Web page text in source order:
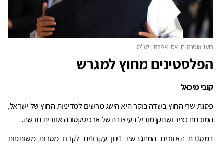
הפלסטינים מחוץ למגרש
קובי מיכאל
פסגת שרי החוץ בשדה בוקר היא הישג מרשים למדיניות החוץ של ישראל,
המוכחת כציר ושחקן מוביל בעיצובה של ארכיטקטורה אזורית חדשה.
במסגרת האזורית המתגבשת ניתן עקרונית לקדם מטרות משותפות